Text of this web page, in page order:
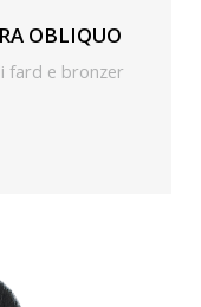
OBLIQUO
fard e bronzer